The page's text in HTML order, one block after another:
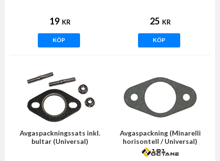
19 KR
KÖP
25 KR
KÖP
Avgaspackningssats inkl.
bultar (Universal)
Avgaspackning (Minarelli
horisontell / Universal)